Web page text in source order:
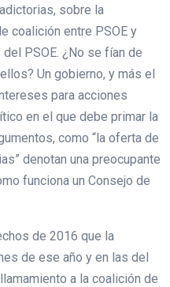
sobre la
coalición entre PSOE y
PSOE. ¿No se fían de
Un gobierno, y más el
para acciones
en el que debe primar la
como “la oferta de
denotan una preocupante
funciona un Consejo de
de 2016 que la
de ese año y en las del
a la coalición de